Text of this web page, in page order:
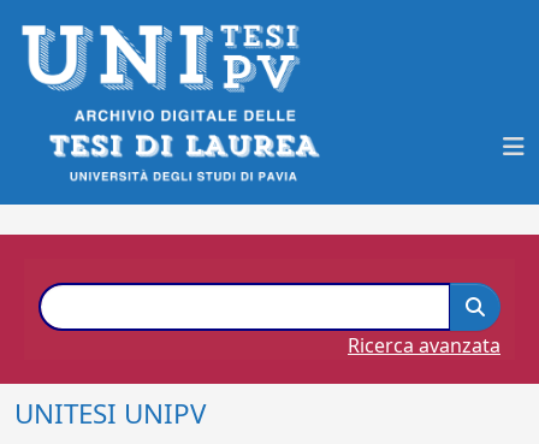
Ricerca avanzata
UNITESI UNIPV